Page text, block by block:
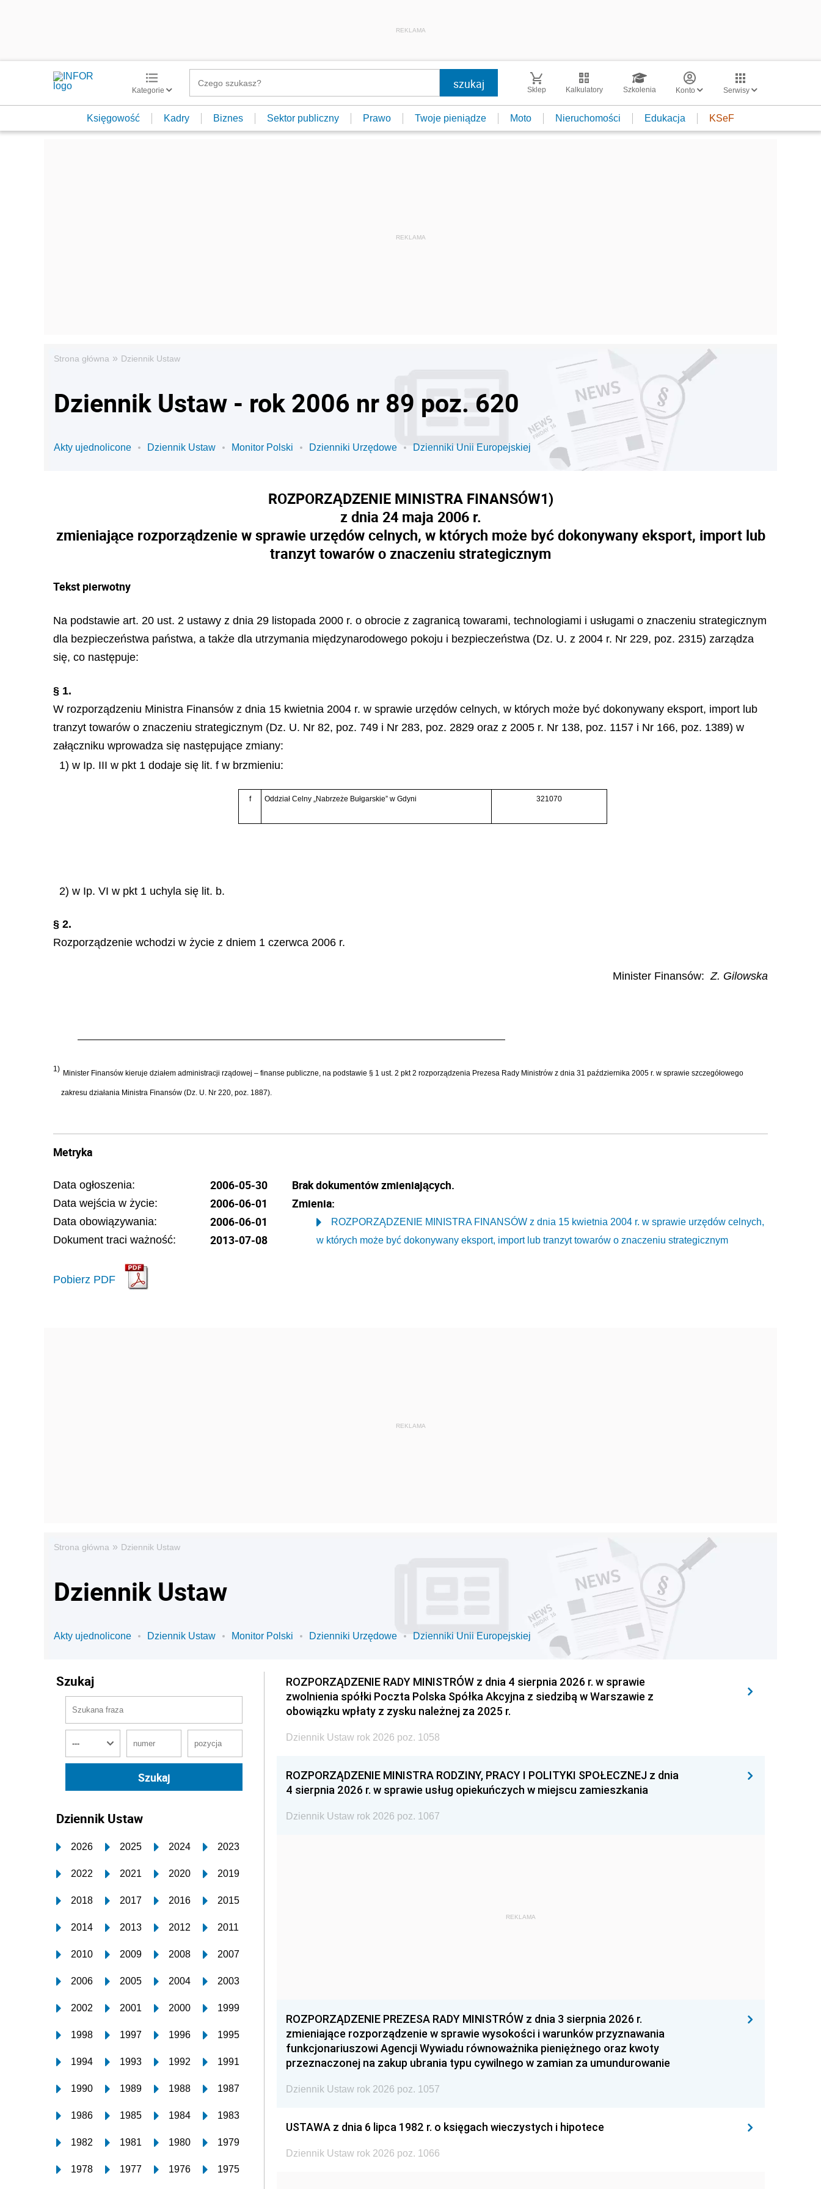
REKLAMA
Kategorie Sklep Kalkulatory Szkolenia Konto Serwisy
Księgowość Kadry Biznes Sektor publiczny Prawo Twoje pieniądze Moto Nieruchomości Edukacja KSeF
Strona główna » Dziennik Ustaw
Dziennik Ustaw - rok 2006 nr 89 poz. 620
Akty ujednolicone Dziennik Ustaw Monitor Polski Dzienniki Urzędowe Dzienniki Unii Europejskiej
ROZPORZĄDZENIE MINISTRA FINANSÓW1)
z dnia 24 maja 2006 r.
zmieniające rozporządzenie w sprawie urzędów celnych, w których może być dokonywany eksport, import lub
tranzyt towarów o znaczeniu strategicznym
Tekst pierwotny
Na podstawie art. 20 ust. 2 ustawy z dnia 29 listopada 2000 r. o obrocie z zagranicą towarami, technologiami i usługami o znaczeniu strategicznym
dla bezpieczeństwa państwa, a także dla utrzymania międzynarodowego pokoju i bezpieczeństwa (Dz. U. z 2004 r. Nr 229, poz. 2315) zarządza
się, co następuje:
§ 1.
W rozporządzeniu Ministra Finansów z dnia 15 kwietnia 2004 r. w sprawie urzędów celnych, w których może być dokonywany eksport, import lub
tranzyt towarów o znaczeniu strategicznym (Dz. U. Nr 82, poz. 749 i Nr 283, poz. 2829 oraz z 2005 r. Nr 138, poz. 1157 i Nr 166, poz. 1389) w
załączniku wprowadza się następujące zmiany:
1) w Ip. III w pkt 1 dodaje się lit. f w brzmieniu:
f Oddział Celny „Nabrzeże Bułgarskie” w Gdyni 321070
2) w Ip. VI w pkt 1 uchyla się lit. b.
§ 2.
Rozporządzenie wchodzi w życie z dniem 1 czerwca 2006 r.
Minister Finansów: Z. Gilowska
1) Minister Finansów kieruje działem administracji rządowej – finanse publiczne, na podstawie § 1 ust. 2 pkt 2 rozporządzenia Prezesa Rady Ministrów z dnia 31 października 2005 r. w sprawie szczegółowego
zakresu działania Ministra Finansów (Dz. U. Nr 220, poz. 1887).
Metryka
Data ogłoszenia: 2006-05-30
Data wejścia w życie: 2006-06-01
Data obowiązywania: 2006-06-01
Dokument traci ważność: 2013-07-08
Pobierz PDF
Brak dokumentów zmieniających.
Zmienia:
ROZPORZĄDZENIE MINISTRA FINANSÓW z dnia 15 kwietnia 2004 r. w sprawie urzędów celnych,
w których może być dokonywany eksport, import lub tranzyt towarów o znaczeniu strategicznym
Strona główna » Dziennik Ustaw
Dziennik Ustaw
Akty ujednolicone Dziennik Ustaw Monitor Polski Dzienniki Urzędowe Dzienniki Unii Europejskiej
Szukaj
Dziennik Ustaw
2026 2025 2024 2023
2022 2021 2020 2019
2018 2017 2016 2015
2014 2013 2012 2011
2010 2009 2008 2007
2006 2005 2004 2003
2002 2001 2000 1999
1998 1997 1996 1995
1994 1993 1992 1991
1990 1989 1988 1987
1986 1985 1984 1983
1982 1981 1980 1979
1978 1977 1976 1975
ROZPORZĄDZENIE RADY MINISTRÓW z dnia 4 sierpnia 2026 r. w sprawie
zwolnienia spółki Poczta Polska Spółka Akcyjna z siedzibą w Warszawie z
obowiązku wpłaty z zysku należnej za 2025 r.
Dziennik Ustaw rok 2026 poz. 1058
ROZPORZĄDZENIE MINISTRA RODZINY, PRACY I POLITYKI SPOŁECZNEJ z dnia
4 sierpnia 2026 r. w sprawie usług opiekuńczych w miejscu zamieszkania
Dziennik Ustaw rok 2026 poz. 1067
REKLAMA
ROZPORZĄDZENIE PREZESA RADY MINISTRÓW z dnia 3 sierpnia 2026 r.
zmieniające rozporządzenie w sprawie wysokości i warunków przyznawania
funkcjonariuszowi Agencji Wywiadu równoważnika pieniężnego oraz kwoty
przeznaczonej na zakup ubrania typu cywilnego w zamian za umundurowanie
Dziennik Ustaw rok 2026 poz. 1057
USTAWA z dnia 6 lipca 1982 r. o księgach wieczystych i hipotece
Dziennik Ustaw rok 2026 poz. 1066